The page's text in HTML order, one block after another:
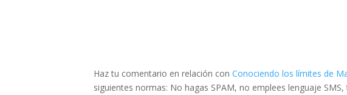
Haz tu comentario en relación conConociendo los límites de
siguientes normas: No hagas SPAM, no emplees lenguaje